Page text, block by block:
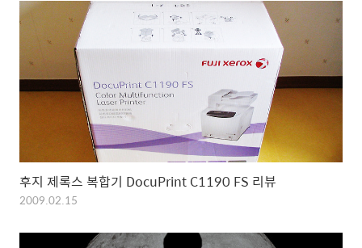
후지 제록스 복합기 DocuPrint C1190 FS 리뷰
2009.02.15